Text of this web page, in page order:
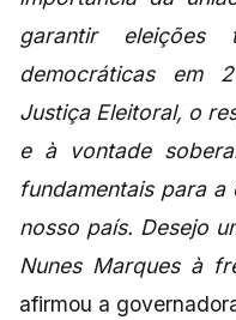
garantir eleições
democráticas em
Justiça Eleitoral, o
e à vontade
fundamentais para
nosso país. Desejo
Nunes Marques à
afirmou a